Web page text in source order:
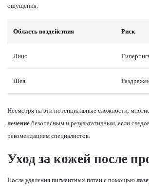
ощущения.
Область воздействия Риск
Лицо
Шея
Несмотря на эти потенциальные сложности,
лечениебезопасным и результативным, если
рекомендациям специалистов.
Уход за кожей после
После удаления пигментных пятен с помощью